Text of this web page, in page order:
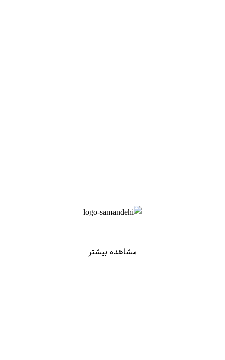
مشاهده بیشتر